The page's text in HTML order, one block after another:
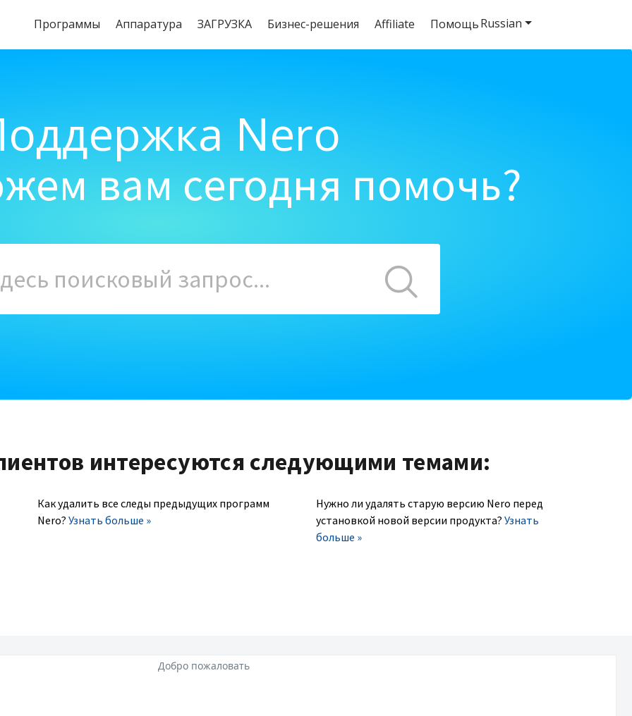
Программы Aппаратура ЗАГРУЗКА Бизнес-решения Affiliate Помощь
Nero
вам сегодня помочь?
интересуются следующими темами:
Как удалить все следы предыдущих программ
Nero? Узнать больше »
Нужно ли удалять старую версию Nero перед
установкой новой версии продукта? Узнать
больше »
Russian
Добро пожаловать